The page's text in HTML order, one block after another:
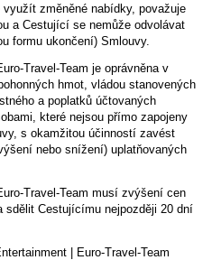
změněné nabídky, považuje
a Cestující se nemůže odvolávat
formu ukončení) Smlouvy.
Travel-Team je oprávněna v
hmot, vládou stanovených
a poplatků účtovaných
které nejsou přímo zapojeny
s okamžitou účinností zavést
nebo snížení) uplatňovaných
Travel-Team musí zvýšení cen
sdělit Cestujícímu nejpozději 20 dní
| Euro-Travel-Team